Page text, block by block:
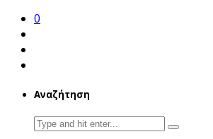
0
Αναζήτηση
Search
for: